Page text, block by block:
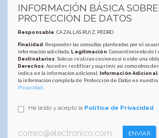
INFORMACIÓN BÁSICA SOBRE
PROTECCIÓN DE DATOS
Responsable: CAZALLAS RUIZ, PEDRO
Finalidad: Responder las consultas planteadas por el
información solicitada;Legitimación: Consentimiento del
Destinatarios: Solo se realizan cesiones si existe una
Derechos: Acceder, rectificar y suprimir, así como otros
indica en la información adicional; Información Adicional
la información completa de Protección de Datos en nuestra
Privacidad
He leído y acepto la Política de Privacidad.
ENVIAR